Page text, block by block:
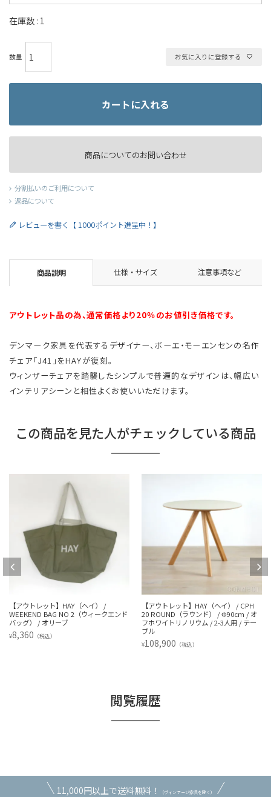
在庫数 1
お気に入りに登録する
カートに入れる
商品についてのお問い合わせ
分割払いのご利用について
返品について
レビューを書く【 1000ポイント進呈中！】
商品説明 仕様・サイズ 注意事項など
アウトレット品の為、通常価格より20％のお値引き価格です。
デンマーク家具を代表するデザイナー、ボーエ・モーエンセンの名作
チェア「J41」をHAYが復刻。
ウィンザーチェアを踏襲したシンプルで普遍的なデザインは、幅広い
インテリアシーンと相性よくお使いいただけます。
この商品を見た人がチェックしている商品
【アウトレット】HAY（ヘイ） /
WEEKEND BAG NO 2（ウィークエンド
バッグ） / オリーブ
¥8,360 （税込）
【アウトレット】HAY（ヘイ） / CPH
20 ROUND（ラウンド） / Φ90cm / オ
フホワイトリノリウム / 2-3人用 / テー
ブル
¥108,900 （税込）
閲覧履歴
11,000円以上で送料無料！ （ヴィンテージ家具を除く）